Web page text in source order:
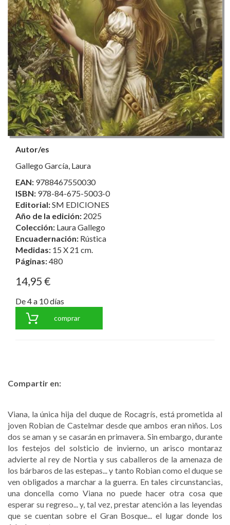
Autor/es
Gallego García, Laura
EAN: 9788467550030
ISBN: 978-84-675-5003-0
Editorial:SM EDICIONES
Año de la edición: 2025
Colección: Laura Gallego
Encuadernación: Rústica
Medidas: 15 X 21 cm.
Páginas:480
14,95 €
De 4 a 10 días
comprar
Compartir en:
Viana, la única hija del duque de Rocagrís, está prometida al
joven Robian de Castelmar desde que ambos eran niños. Los
dos se aman y se casarán en primavera. Sin embargo, durante
los festejos del solsticio de invierno, un arisco montaraz
advierte al rey de Nortia y sus caballeros de la amenaza de
los bárbaros de las estepas... y tanto Robian como el duque se
ven obligados a marchar a la guerra. En tales circunstancias,
una doncella como Viana no puede hacer otra cosa que
esperar su regreso... y, tal vez, prestar atención a las leyendas
que se cuentan sobre el Gran Bosque... el lugar donde los